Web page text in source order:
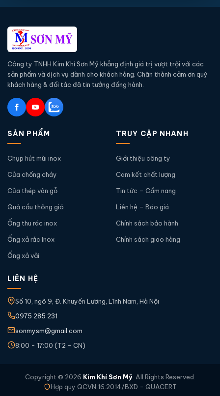
Công ty TNHH Kim Khí Sơn Mỹ khẳng định giá trị vượt trội với các
sản phẩm và dịch vụ dành cho khách hàng. Chân thành cảm ơn quý
khách hàng & đối tác đã tin tưởng đồng hành.
SẢN PHẨM
Chụp hút mùi inox
Cửa chống cháy
Cửa thép vân gỗ
Quả cầu thông gió
Ống thu rác inox
Ống xả rác Inox
Ống xả vải
TRUY CẬP NHANH
Giới thiệu công ty
Cam kết chất lượng
Tin tức – Cẩm nang
Liên hệ – Báo giá
Chính sách bảo hành
Chính sách giao hàng
LIÊN HỆ
Số 10, ngõ 9, Đ. Khuyến Lương, Lĩnh Nam, Hà Nội
0975 285 231
sonmysm@gmail.com
8:00 - 17:00 (T2 - CN)
Copyright © 2026 Kim Khí Sơn Mỹ. All Rights Reserved.
Hợp quy QCVN 16:2014/BXD - QUACERT